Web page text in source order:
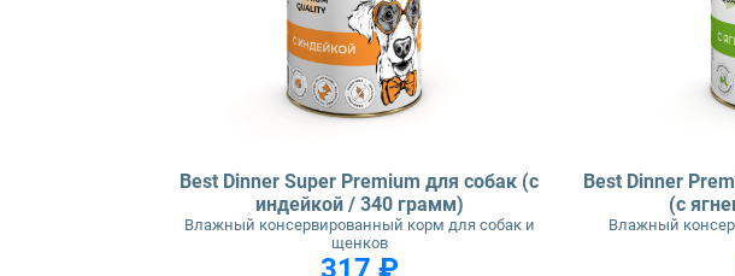
Best Dinner Super Premium для собак (с
индейкой / 340 грамм)
Влажный консервированный корм для собак и
щенков
317 ₽
Best Dinner
(с
Влажный